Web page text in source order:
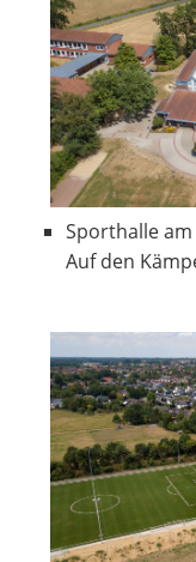
Sporthalle
Auf den